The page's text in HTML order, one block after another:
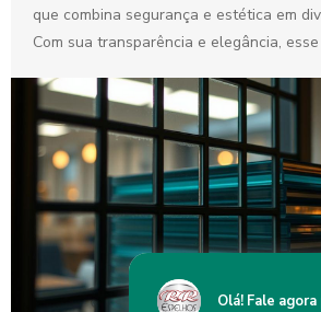
que combina segurança e estética em
Com sua transparência e elegância, esse
Olá! Fale